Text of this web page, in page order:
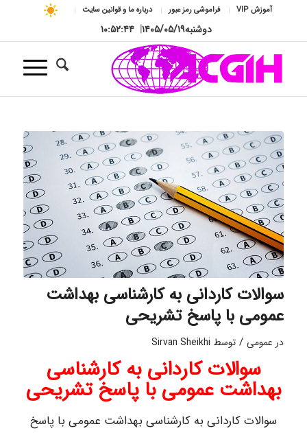
آموزش VIP فراموشی رمز عبور درباره ما و قوانین سایت
دوشنبه۱۴۰۵/۰۵/۱۹| ۱۰:۵۲:۴۵
سوالات کاردانی به کارشناسی بهداشت
عمومی با پاسخ تشریحی
در عمومی / توسط Sirvan Sheikhi
سوالات کاردانی به کارشناسی
بهداشت عمومی با پاسخ تشریحی
سوالات کاردانی به کارشناسی بهداشت عمومی با پاسخ